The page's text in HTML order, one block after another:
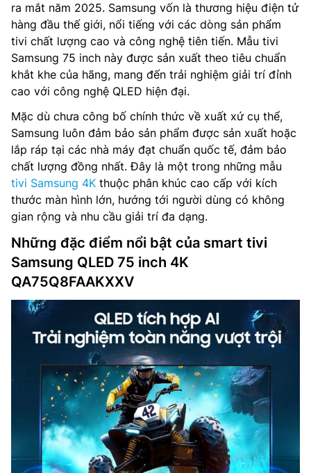
ra mắt năm 2025. Samsung vốn là thương hiệu điện tử
hàng đầu thế giới, nổi tiếng với các dòng sản phẩm
tivi chất lượng cao và công nghệ tiên tiến. Mẫu tivi
Samsung 75 inch này được sản xuất theo tiêu chuẩn
khắt khe của hãng, mang đến trải nghiệm giải trí đỉnh
cao với công nghệ QLED hiện đại.
Mặc dù chưa công bố chính thức về xuất xứ cụ thể,
Samsung luôn đảm bảo sản phẩm được sản xuất hoặc
lắp ráp tại các nhà máy đạt chuẩn quốc tế, đảm bảo
chất lượng đồng nhất. Đây là một trong những mẫu
tivi Samsung 4K thuộc phân khúc cao cấp với kích
thước màn hình lớn, hướng tới người dùng có không
gian rộng và nhu cầu giải trí đa dạng.
Những đặc điểm nổi bật của smart tivi
Samsung QLED 75 inch 4K
QA75Q8FAAKXXV